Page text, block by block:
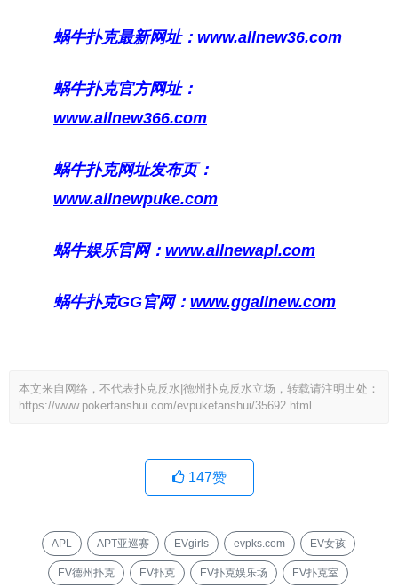
蜗牛扑克最新网址： www.allnew36.com
蜗牛扑克官方网址：
www.allnew366.com
蜗牛扑克网址发布页：
www.allnewpuke.com
蜗牛娱乐官网： www.allnewapl.com
蜗牛扑克GG官网： www.ggallnew.com
本文来自网络，不代表扑克反水|德州扑克反水立场，转载请注明出处：
https://www.pokerfanshui.com/evpukefanshui/35692.html
147赞
APL APT亚巡赛 EVgirls evpks.com EV女孩
EV德州扑克 EV扑克 EV扑克娱乐场 EV扑克室